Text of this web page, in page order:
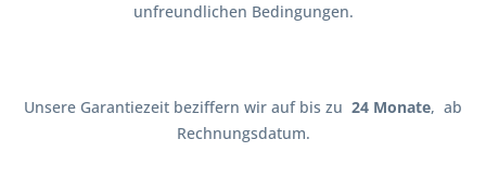
unfreundlichen Bedingungen.
Unsere Garantiezeit beziffern wir auf bis zu 24 Monate, ab
Rechnungsdatum.